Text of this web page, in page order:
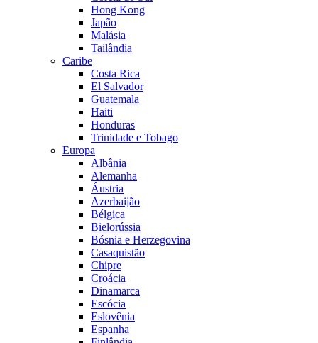
Hong Kong
Japão
Malásia
Tailândia
Caribe
Costa Rica
El Salvador
Guatemala
Haiti
Honduras
Trinidade e Tobago
Europa
Albânia
Alemanha
Áustria
Azerbaijão
Bélgica
Bielorússia
Bósnia e Herzegovina
Casaquistão
Chipre
Croácia
Dinamarca
Escócia
Eslovênia
Espanha